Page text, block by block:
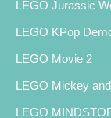
LEGO Jurassic
LEGO KPop
LEGO Movie 2
LEGO Mickey
LEGO